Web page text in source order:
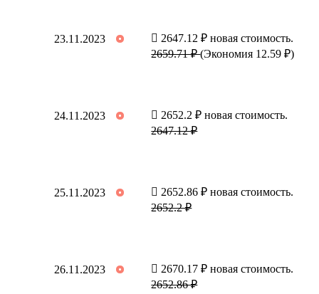
23.11.2023
2647.12 ₽ новая стоимость.
2659.71 ₽(Экономия 12.59 ₽)
24.11.2023
2652.2 ₽ новая стоимость.
2647.12 ₽
25.11.2023
2652.86 ₽ новая стоимость.
2652.2 ₽
26.11.2023
2670.17 ₽ новая стоимость.
2652.86 ₽